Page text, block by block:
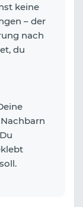
keine
– der
nach
du